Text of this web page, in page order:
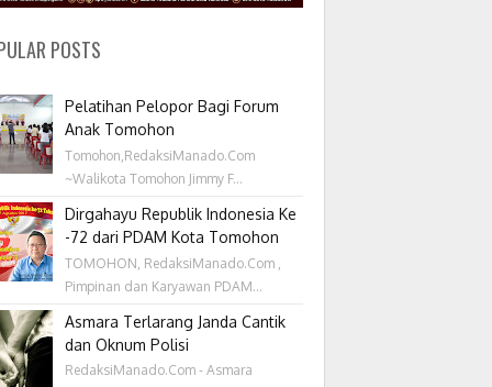
POSTS
Pelatihan Pelopor Bagi Forum
Anak Tomohon
Tomohon,RedaksiManado.Com
~Walikota Tomohon Jimmy F...
Dirgahayu Republik Indonesia Ke
-72 dari PDAM Kota Tomohon
TOMOHON, RedaksiManado.Com ,
Pimpinan dan Karyawan PDAM...
Asmara Terlarang Janda Cantik
dan Oknum Polisi
RedaksiManado.Com - Asmara